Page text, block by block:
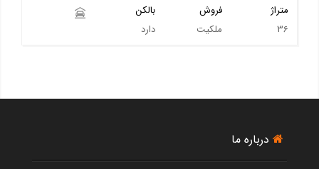
بالکن
دارد
فروش
ملکیت
متراژ
36
درباره ما